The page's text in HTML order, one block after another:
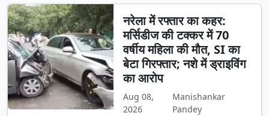
नरेला में रफ्तार का कहर:
मर्सिडीज की टक्कर में 70
वर्षीय महिला की मौत, SI का
बेटा गिरफ्तार; नशे में ड्राइविंग
का आरोप
Aug 08,
2026
Manishankar
Pandey